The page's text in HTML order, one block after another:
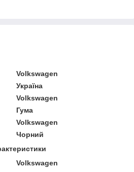
Volkswagen
Україна
Volkswagen
Гума
Volkswagen
Чорний
Volkswagen